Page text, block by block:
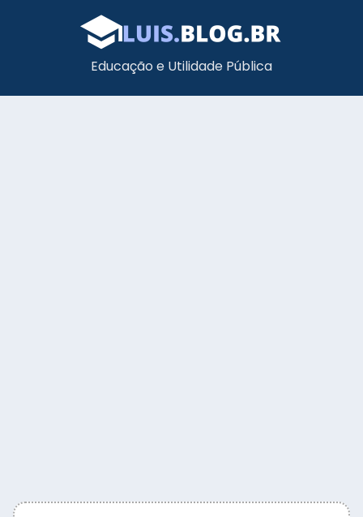
Educação e Utilidade Pública